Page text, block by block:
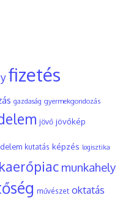
fizetés
gazdaság gyermekgondozás
jövő jövőkép
kutatás képzés logisztika
munkahely
művészet oktatás